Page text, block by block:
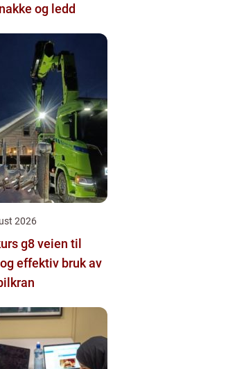
og ledd
2026
veien til
effektiv bruk av